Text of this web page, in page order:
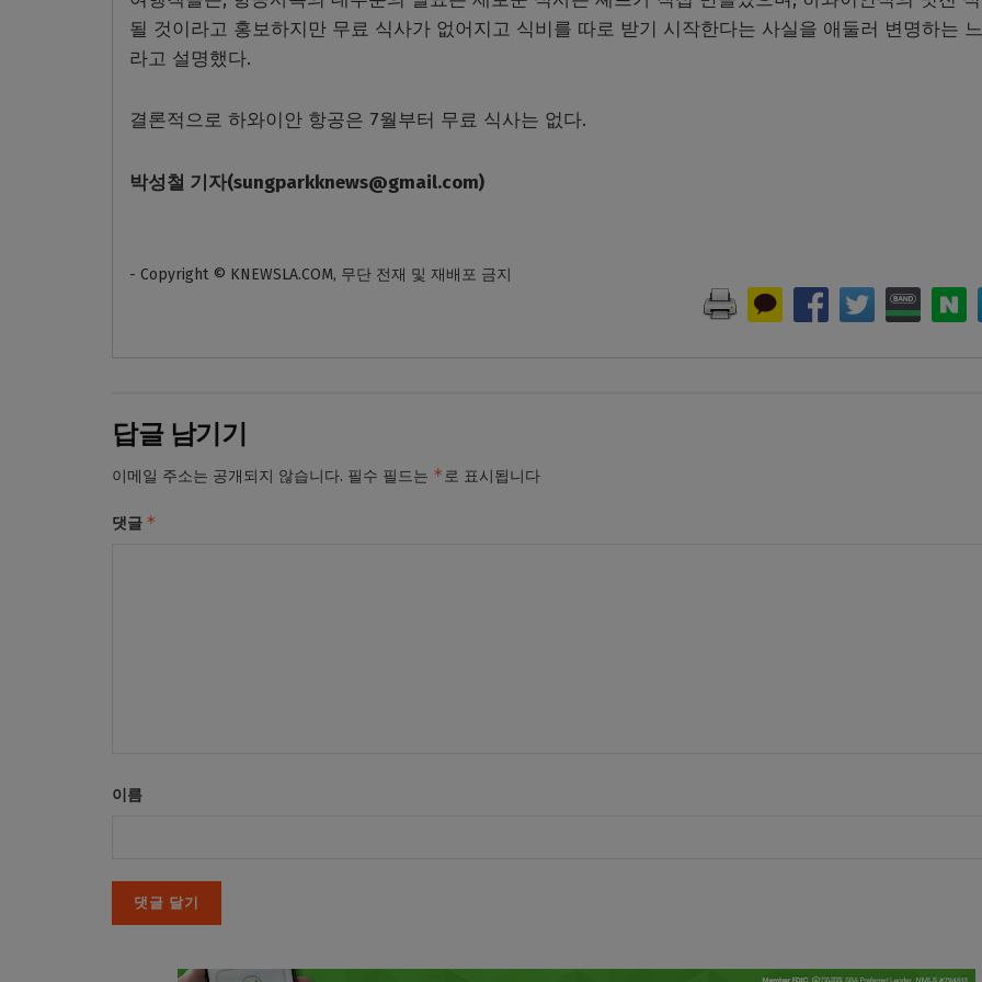
될 것이라고 홍보하지만 무료 식사가 없어지고 식비를 따로 받기 시작한다는 사실을 애둘러 변명하는
라고 설명했다.
결론적으로 하와이안 항공은 7월부터 무료 식사는 없다.
박성철 기자(sungparkknews@gmail.com)
- Copyright © KNEWSLA.COM, 무단 전재 및 재배포 금지
답글 남기기
이메일 주소는 공개되지 않습니다. 필수 필드는 *로 표시됩니다
댓글 *
이름